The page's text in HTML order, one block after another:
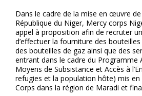
Dans le cadre de la mise en œuvre
République du Niger, Mercy corps
appel à proposition afin de recruter
d’effectuer la fourniture des
des bouteilles de gaz ainsi que des
entrant dans le cadre du Programme
Moyens de Subsistance et Accès à
refugies et la population hôte) mis
Corps dans la région de Maradi et